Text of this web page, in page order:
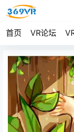
首页 VR论坛